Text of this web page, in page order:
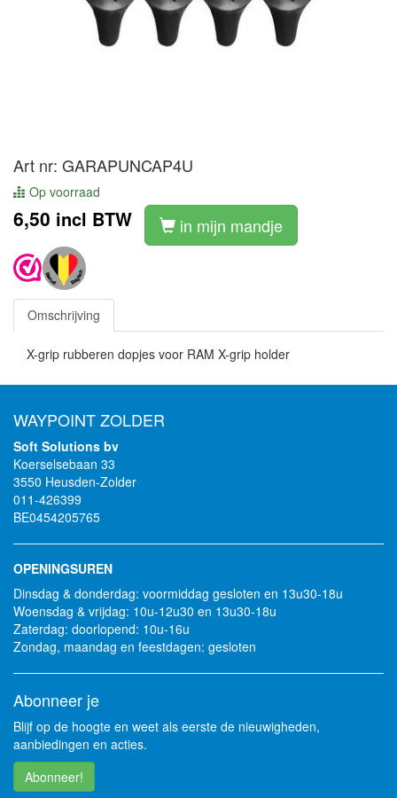
Art nr: GARAPUNCAP4U
Op voorraad
6,50 incl BTW in mijn mandje
Omschrijving
X-grip rubberen dopjes voor RAM X-grip holder
WAYPOINT ZOLDER
Soft Solutions bv
Koerselsebaan 33
3550 Heusden-Zolder
011-426399
BE0454205765
OPENINGSUREN
Dinsdag & donderdag: voormiddag gesloten en 13u30-18u
Woensdag & vrijdag: 10u-12u30 en 13u30-18u
Zaterdag: doorlopend: 10u-16u
Zondag, maandag en feestdagen: gesloten
Abonneer je
Blijf op de hoogte en weet als eerste de nieuwigheden,
aanbiedingen en acties.
Abonneer!